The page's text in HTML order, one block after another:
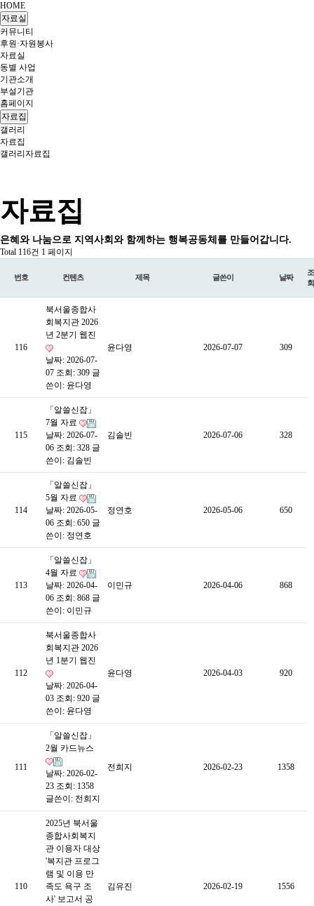
HOME
자료실
커뮤니티
후원·자원봉사
자료실
동별 사업
기관소개
부설기관
홈페이지
자료집
갤러리
자료집
갤러리 자료집
자료집
은혜와 나눔으로 지역사회와 함께하는 행복공동체를 만들어갑니다.
Total 116건 1 페이지
번호 컨텐츠 제목 글쓴이 날짜
조
회
116
북서울종합사
회복지관 2026
년 2분기 웹진
날짜: 2026-07-
07 조회: 309 글
쓴이: 윤다영
윤다영 2026-07-07 309
115
「알쓸신잡」
7월 자료
날짜: 2026-07-
06 조회: 328 글
쓴이: 김솔빈
김솔빈 2026-07-06 328
114
「알쓸신잡」
5월 자료
날짜: 2026-05-
06 조회: 650 글
쓴이: 정연호
정연호 2026-05-06 650
113
「알쓸신잡」
4월 자료
날짜: 2026-04-
06 조회: 868 글
쓴이: 이민규
이민규 2026-04-06 868
112
북서울종합사
회복지관 2026
년 1분기 웹진
날짜: 2026-04-
03 조회: 920 글
쓴이: 윤다영
윤다영 2026-04-03 920
111
「알쓸신잡」
2월 카드뉴스
날짜: 2026-02-
23 조회: 1358
글쓴이: 전희지
전희지 2026-02-23 1358
110
2025년 북서울
종합사회복지
관 이용자 대상
'복지관 프로그
램 및 이용 만
족도 욕구 조
사' 보고서 공
김유진 2026-02-19 1556